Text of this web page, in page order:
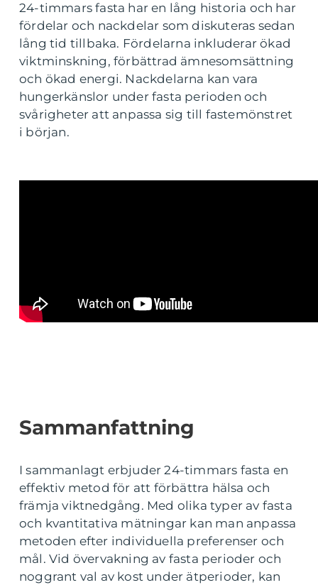
24-timmars fasta har en lång historia och har
fördelar och nackdelar som diskuteras sedan
lång tid tillbaka. Fördelarna inkluderar ökad
viktminskning, förbättrad ämnesomsättning
och ökad energi. Nackdelarna kan vara
hungerkänslor under fasta perioden och
svårigheter att anpassa sig till fastemönstret
i början.
Sammanfattning
I sammanlagt erbjuder 24-timmars fasta en
effektiv metod för att förbättra hälsa och
främja viktnedgång. Med olika typer av fasta
och kvantitativa mätningar kan man anpassa
metoden efter individuella preferenser och
mål. Vid övervakning av fasta perioder och
noggrant val av kost under ätperioder, kan